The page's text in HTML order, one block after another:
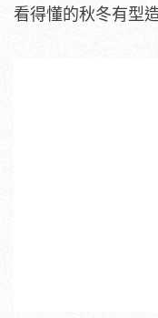
看得懂的秋冬有型